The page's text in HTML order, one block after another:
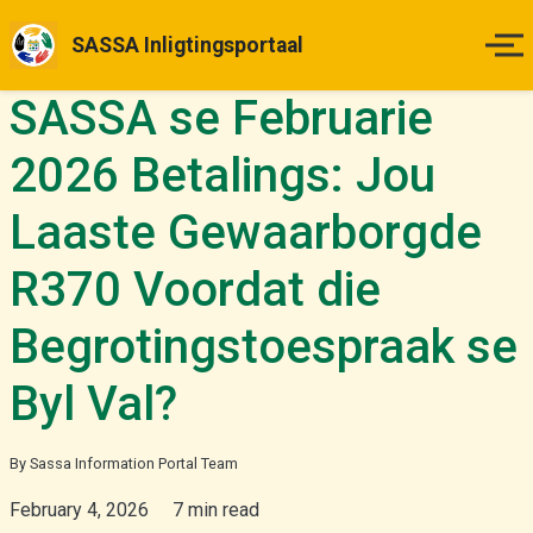
SASSA Inligtingsportaal
Tuisblad
Betalingsdatums
Status Kontrole
Appèlle
Nuus & Opdaterings
Meer
SASSA se Februarie
2026 Betalings: Jou
Laaste Gewaarborgde
R370 Voordat die
Begrotingstoespraak se
Byl Val?
By Sassa Information Portal Team
February 4, 2026 7 min read